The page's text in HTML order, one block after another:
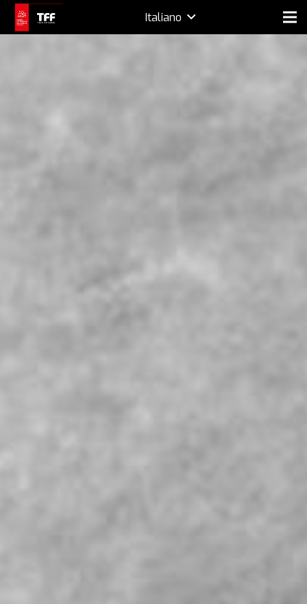
Italiano